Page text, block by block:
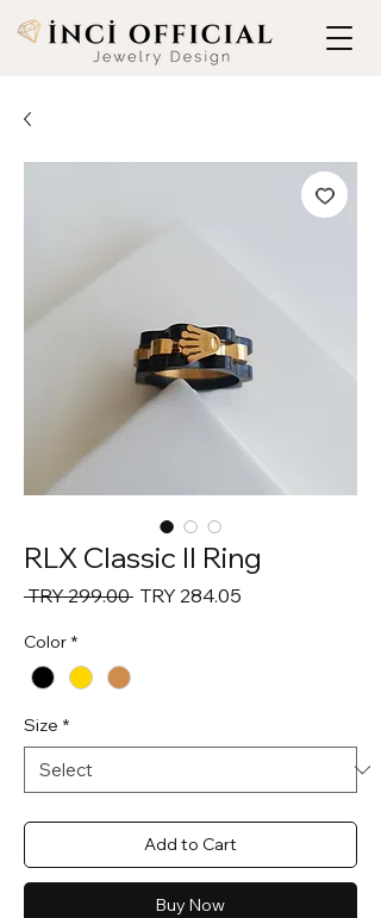
RLX Classic II Ring
TRY 299.00 Regular
TRY 284.05
Color *
Size *
Add to Cart
Buy Now